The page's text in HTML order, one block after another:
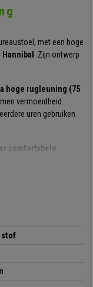
met een hoge
Hannibal . Zijn ontwerp
hoge rugleuning (75
vermoeidheid.
uren gebruiken
comfortabele
zitcomfort geven
de stoel naar wens
dit model zeer geschikt